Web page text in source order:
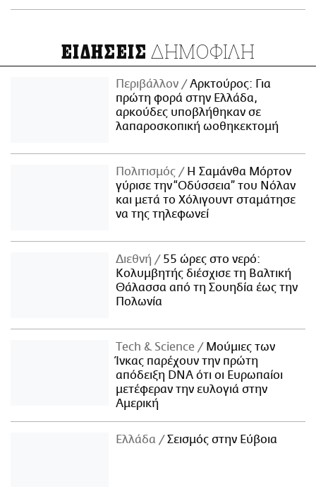
ΕΙΔΗΣΕΙΣ ΔΗΜΟΦΙΛΗ
Περιβάλλον
Αρκτούρος: Για
πρώτη φορά στην Ελλάδα,
αρκούδες υποβλήθηκαν σε
λαπαροσκοπική ωοθηκεκτομή
Πολιτισμός
Η Σαμάνθα Μόρτον
γύρισε την “Οδύσσεια” του Νόλαν
και μετά το Χόλιγουντ σταμάτησε
να της τηλεφωνεί
Διεθνή
55 ώρες στο νερό:
Κολυμβητής διέσχισε τη Βαλτική
Θάλασσα από τη Σουηδία έως την
Πολωνία
Τech & Science
Μούμιες των
Ίνκας παρέχουν την πρώτη
απόδειξη DNA ότι οι Ευρωπαίοι
μετέφεραν την ευλογιά στην
Αμερική
Ελλάδα Σεισμός στην Εύβοια